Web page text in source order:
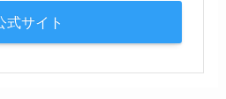
回も使える！